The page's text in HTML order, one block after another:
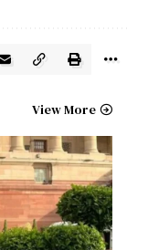
View More